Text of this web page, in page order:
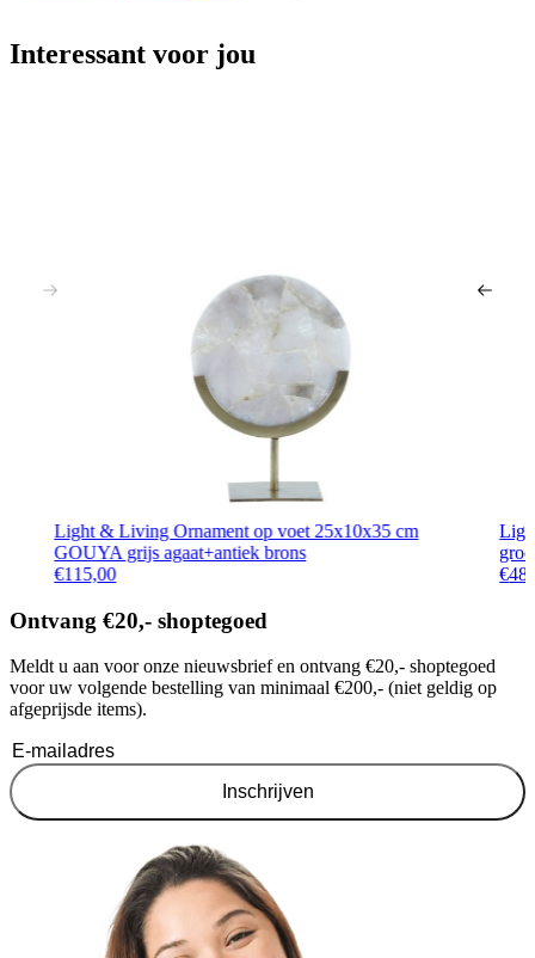
Interessant voor jou
Light & Living Ornament op voet 25x10x35 cm
GOUYA grijs agaat+antiek brons
€115,00
€
Ontvang €20,- shoptegoed
Meldt u aan voor onze nieuwsbrief en ontvang €20,- shoptegoed
voor uw volgende bestelling van minimaal €200,- (niet geldig op
afgeprijsde items).
Inschrijven